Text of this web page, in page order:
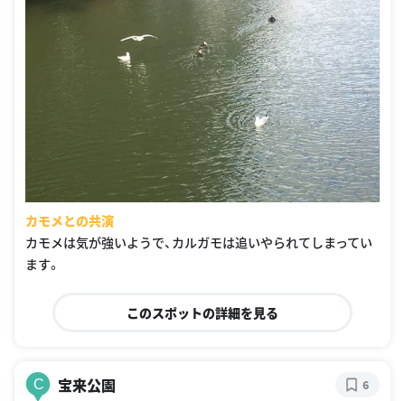
カモメとの共演
カモメは気が強いようで、カルガモは追いやられてしまってい
ます。
このスポットの詳細を見る
C 宝来公園 6